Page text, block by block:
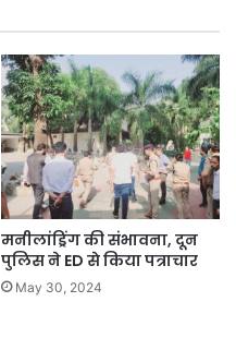
मनीलांड्रिंग की संभावना, दून
पुलिस ने ED से किया पत्राचार
May 30, 2024